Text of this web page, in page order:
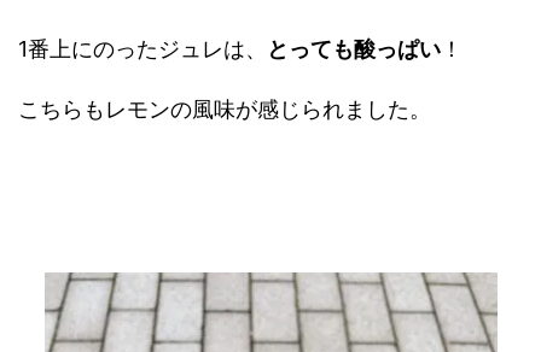
1番上にのったジュレは、 とっても酸っぱい ！
こちらもレモンの風味が感じられました。